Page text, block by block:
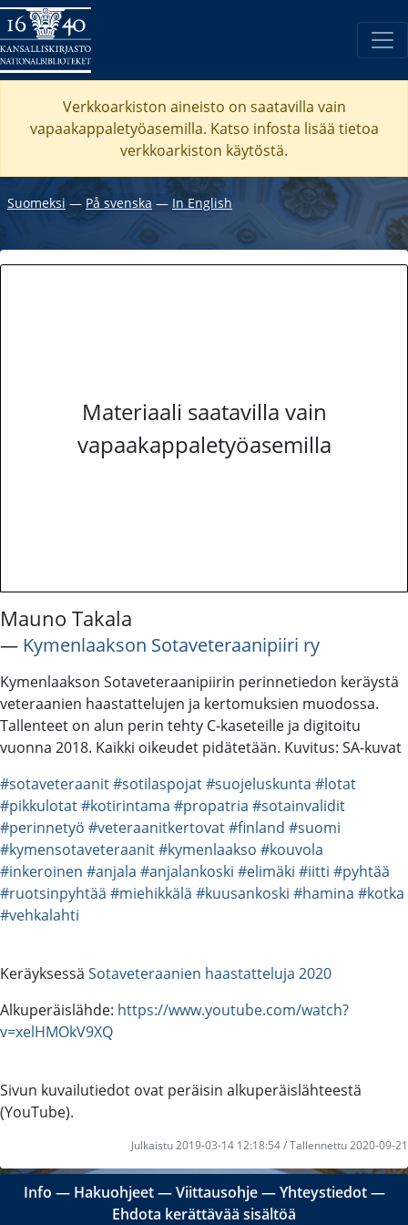
Verkkoarkiston aineisto on saatavilla vain
vapaakappaletyöasemilla. Katso infosta lisää tietoa
verkkoarkiston käytöstä.
Suomeksi ― På svenska ― In English
Materiaali saatavilla vain
vapaakappaletyöasemilla
Mauno Takala
― Kymenlaakson Sotaveteraanipiiri ry
Kymenlaakson Sotaveteraanipiirin perinnetiedon keräystä
veteraanien haastattelujen ja kertomuksien muodossa.
Tallenteet on alun perin tehty C-kaseteille ja digitoitu
vuonna 2018. Kaikki oikeudet pidätetään. Kuvitus: SA-kuvat
#sotaveteraanit#sotilaspojat#suojeluskunta #lotat
#pikkulotat#kotirintama #propatria #sotainvalidit
#perinnetyö #veteraanitkertovat#finland #suomi
#kymensotaveteraanit#kymenlaakso #kouvola
#inkeroinen #anjala #anjalankoski #elimäki #iitti #pyhtää
#ruotsinpyhtää #miehikkälä #kuusankoski #hamina #kotka
#vehkalahti
Keräyksessä Sotaveteraanien haastatteluja 2020
Alkuperäislähde: https://www.youtube.com/watch?
v=xelHMOkV9XQ
Sivun kuvailutiedot ovat peräisin alkuperäislähteestä
(YouTube).
Julkaistu 2019-03-14 12:18:54 / Tallennettu 2020-09-21
Info ― Hakuohjeet―Viittausohje―Yhteystiedot―
Ehdota kerättävää sisältöä